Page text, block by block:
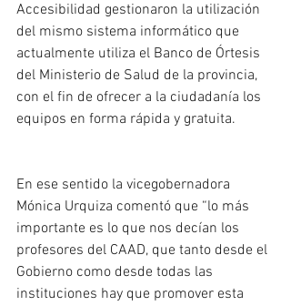
Accesibilidad gestionaron la utilización
del mismo sistema informático que
actualmente utiliza el Banco de Órtesis
del Ministerio de Salud de la provincia,
con el fin de ofrecer a la ciudadanía los
equipos en forma rápida y gratuita.
En ese sentido la vicegobernadora
Mónica Urquiza comentó que “lo más
importante es lo que nos decían los
profesores del CAAD, que tanto desde el
Gobierno como desde todas las
instituciones hay que promover esta